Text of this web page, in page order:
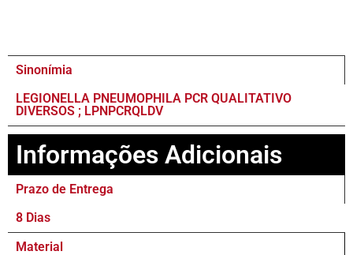
Sinonímia
LEGIONELLA PNEUMOPHILA PCR QUALITATIVO
DIVERSOS ; LPNPCRQLDV
Informações Adicionais
Prazo de Entrega
8 Dias
Material